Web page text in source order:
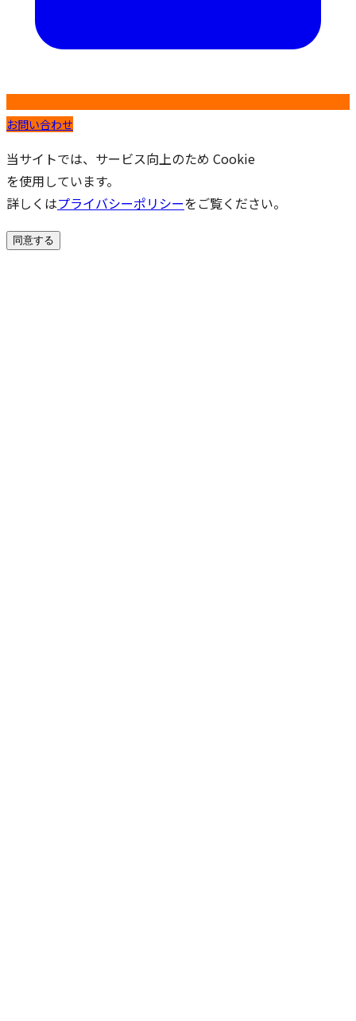
お問い合わせ
当サイトでは、サービス向上のため Cookie
を使用しています。
詳しくはプライバシーポリシーをご覧ください。
同意する